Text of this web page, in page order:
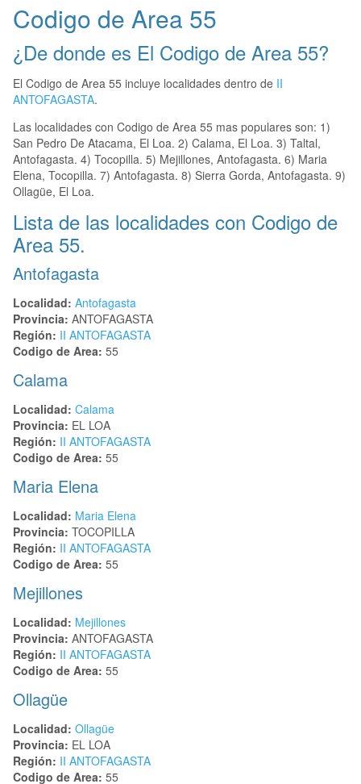
Codigo de Area 55
¿De donde es El Codigo de Area 55?
El Codigo de Area 55 incluye localidades dentro de II
ANTOFAGASTA.
Las localidades con Codigo de Area 55 mas populares son: 1)
San Pedro De Atacama, El Loa. 2) Calama, El Loa. 3) Taltal,
Antofagasta. 4) Tocopilla. 5) Mejillones, Antofagasta. 6) Maria
Elena, Tocopilla. 7) Antofagasta. 8) Sierra Gorda, Antofagasta. 9)
Ollagüe, El Loa.
Lista de las localidades con Codigo de
Area 55.
Antofagasta
Localidad: Antofagasta
Provincia: ANTOFAGASTA
Región: II ANTOFAGASTA
Codigo de Area: 55
Calama
Localidad: Calama
Provincia: EL LOA
Región: II ANTOFAGASTA
Codigo de Area: 55
Maria Elena
Localidad: Maria Elena
Provincia: TOCOPILLA
Región: II ANTOFAGASTA
Codigo de Area: 55
Mejillones
Localidad: Mejillones
Provincia: ANTOFAGASTA
Región: II ANTOFAGASTA
Codigo de Area: 55
Ollagüe
Localidad: Ollagüe
Provincia: EL LOA
Región: II ANTOFAGASTA
Codigo de Area: 55